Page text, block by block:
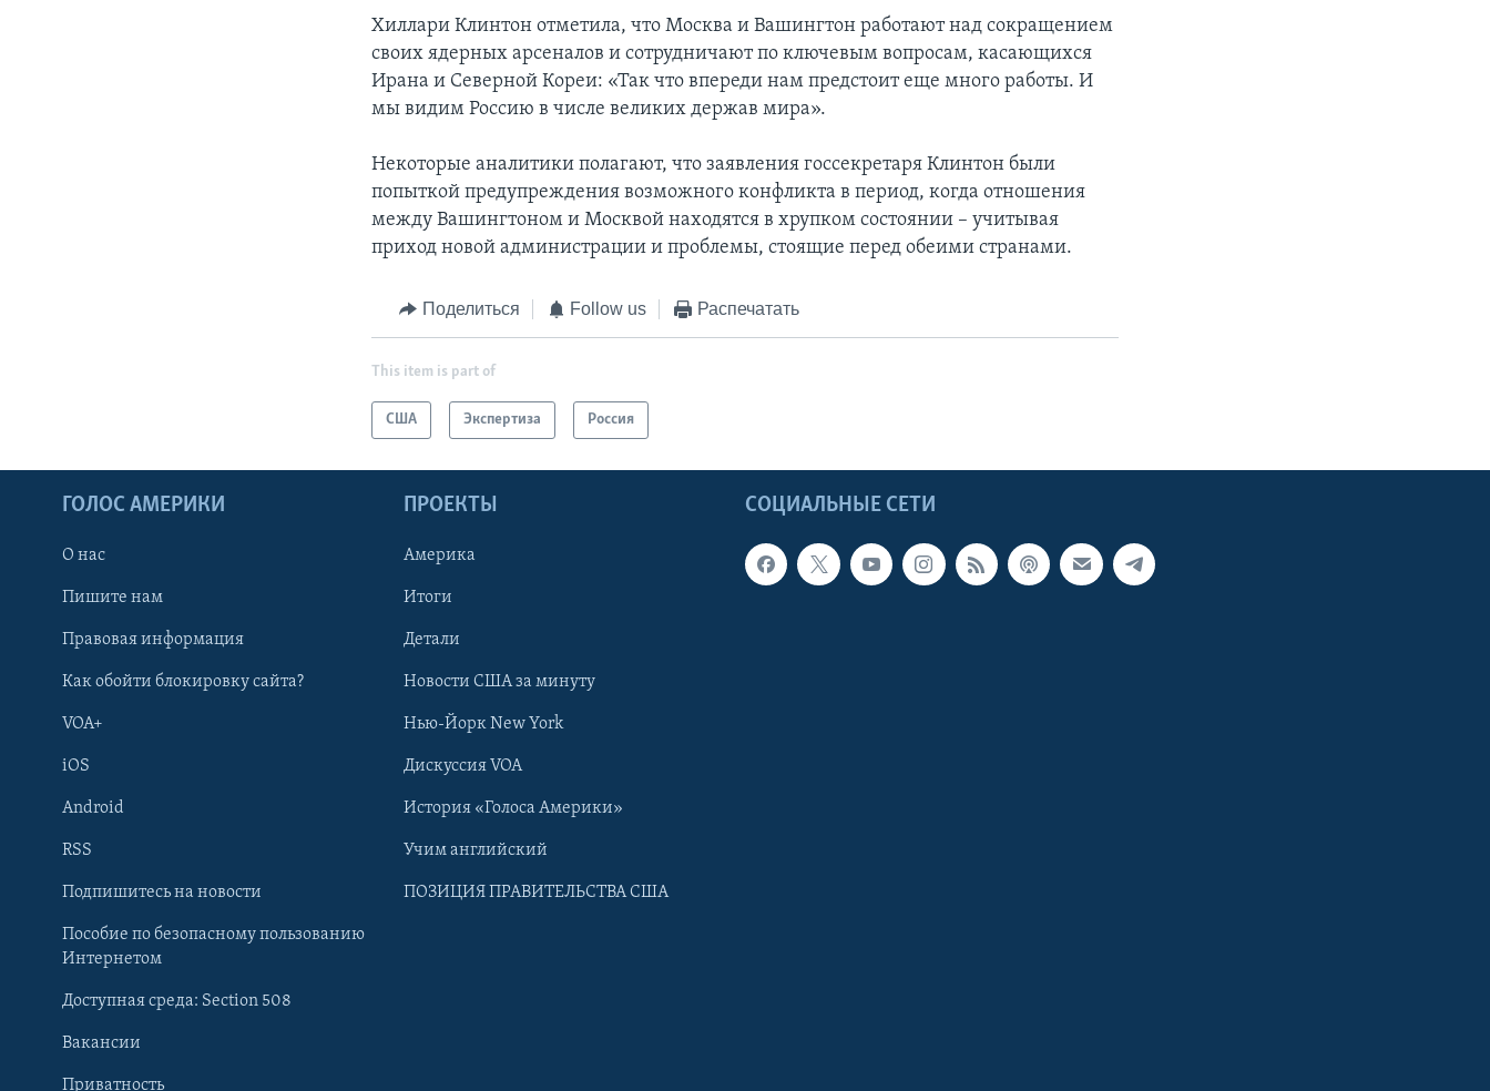
Learning English
Хиллари Клинтон отметила, что Москва и Вашингтон работают над сокращением
своих ядерных арсеналов и сотрудничают по ключевым вопросам, касающихся
Ирана и Северной Кореи: «Так что впереди нам предстоит еще много работы. И
мы видим Россию в числе великих держав мира».
Некоторые аналитики полагают, что заявления госсекретаря Клинтон были
попыткой предупреждения возможного конфликта в период, когда отношения
между Вашингтоном и Москвой находятся в хрупком состоянии – учитывая
приход новой администрации и проблемы, стоящие перед обеими странами.
Поделиться Follow us Распечатать
This item is part of
США Экспертиза Россия
СОЦИАЛЬНЫЕ СЕТИ
ГОЛОС АМЕРИКИ
О нас
Пишите нам
Правовая информация
Как обойти блокировку сайта?
VOA+
iOS
Android
RSS
Подпишитесь на новости
Пособие по безопасному пользованию
Интернетом
Доступная среда: Section 508
Вакансии
Приватность
ПРОЕКТЫ
Америка
Итоги
Детали
Новости США за минуту
Нью-Йорк New York
Дискуссия VOA
История «Голоса Америки»
Учим английский
ПОЗИЦИЯ ПРАВИТЕЛЬСТВА США